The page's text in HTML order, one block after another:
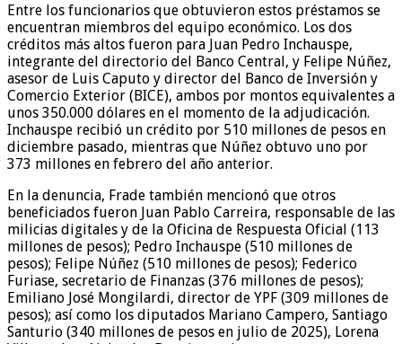
Entre los funcionarios que obtuvieron estos préstamos se
encuentran miembros del equipo económico. Los dos
créditos más altos fueron para Juan Pedro Inchauspe,
integrante del directorio del Banco Central, y Felipe Núñez,
asesor de Luis Caputo y director del Banco de Inversión y
Comercio Exterior (BICE), ambos por montos equivalentes a
unos 350.000 dólares en el momento de la adjudicación.
Inchauspe recibió un crédito por 510 millones de pesos en
diciembre pasado, mientras que Núñez obtuvo uno por
373 millones en febrero del año anterior.
En la denuncia, Frade también mencionó que otros
beneficiados fueron Juan Pablo Carreira, responsable de las
milicias digitales y de la Oficina de Respuesta Oficial (113
millones de pesos); Pedro Inchauspe (510 millones de
pesos); Felipe Núñez (510 millones de pesos); Federico
Furiase, secretario de Finanzas (376 millones de pesos);
Emiliano José Mongilardi, director de YPF (309 millones de
pesos); así como los diputados Mariano Campero, Santiago
Santurio (340 millones de pesos en julio de 2025), Lorena